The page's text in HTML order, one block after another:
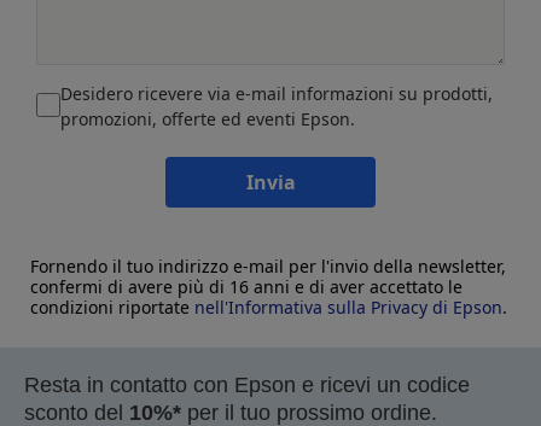
Desidero ricevere via e-mail informazioni su prodotti,
promozioni, offerte ed eventi Epson.
Invia
Fornendo il tuo indirizzo e-mail per l'invio della newsletter,
confermi di avere più di 16 anni e di aver accettato le
condizioni riportate nell'Informativa sulla Privacy di Epson.
Resta in contatto con Epson e ricevi un codice
sconto del 10%* per il tuo prossimo ordine.